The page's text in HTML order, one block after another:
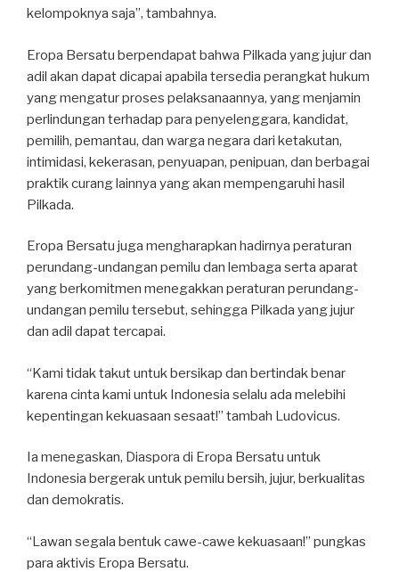
kelompoknya saja”, tambahnya.
Eropa Bersatu berpendapat bahwa Pilkada yang jujur dan
adil akan dapat dicapai apabila tersedia perangkat hukum
yang mengatur proses pelaksanaannya, yang menjamin
perlindungan terhadap para penyelenggara, kandidat,
pemilih, pemantau, dan warga negara dari ketakutan,
intimidasi, kekerasan, penyuapan, penipuan, dan berbagai
praktik curang lainnya yang akan mempengaruhi hasil
Pilkada.
Eropa Bersatu juga mengharapkan hadirnya peraturan
perundang-undangan pemilu dan lembaga serta aparat
yang berkomitmen menegakkan peraturan perundang-
undangan pemilu tersebut, sehingga Pilkada yang jujur
dan adil dapat tercapai.
“Kami tidak takut untuk bersikap dan bertindak benar
karena cinta kami untuk Indonesia selalu ada melebihi
kepentingan kekuasaan sesaat!” tambah Ludovicus.
Ia menegaskan, Diaspora di Eropa Bersatu untuk
Indonesia bergerak untuk pemilu bersih, jujur, berkualitas
dan demokratis.
“Lawan segala bentuk cawe-cawe kekuasaan!” pungkas
para aktivis Eropa Bersatu.